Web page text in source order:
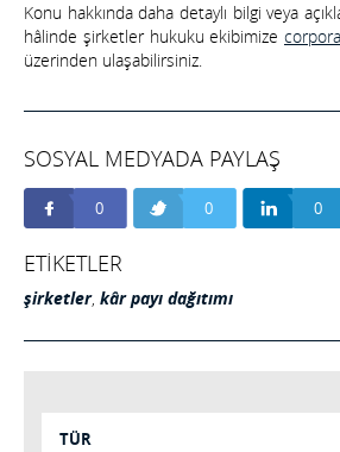
Konu hakkında daha detaylı bilgi veya
hâlinde şirketler hukuku ekibimize
üzerinden ulaşabilirsiniz.
SOSYAL MEDYADA PAYLAŞ
0 0 0
ETİKETLER
şirketler, kâr payı dağıtımı
TÜR